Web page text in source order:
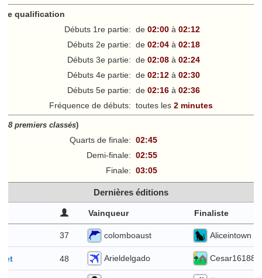
de qualification
Débuts 1re partie: de 02:00 à 02:12
Débuts 2e partie: de 02:04 à 02:18
Débuts 3e partie: de 02:08 à 02:24
Débuts 4e partie: de 02:12 à 02:30
Débuts 5e partie: de 02:16 à 02:36
Fréquence de débuts: toutes les 2 minutes
8 premiers classés)
Quarts de finale: 02:45
Demi-finale: 02:55
Finale: 03:05
Dernières éditions
Vainqueur Finaliste
37 colomboaust Aliceintown
48 Arieldelgado Cesar16188